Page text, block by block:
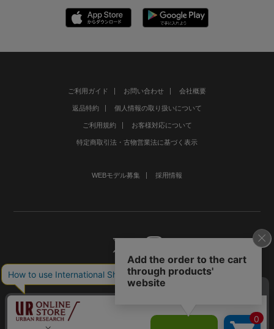
ご利用ガイド お問い合わせ 会社概要
返品特約 個人情報の取り扱いについて
ご利用規約 お客様対応について
特定商取引法・古物営業法に基づく表示
WEBモデル募集 採用情報